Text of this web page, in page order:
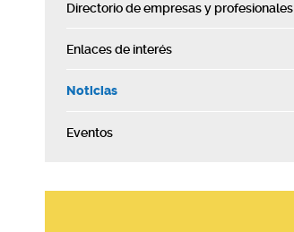
Directorio de empresas y profesionales
Enlaces de interés
Noticias
Eventos